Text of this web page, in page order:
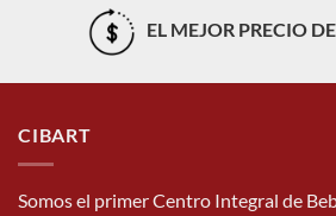
EL MEJOR PRECIO
CIBART
Somos el primer Centro Integral de